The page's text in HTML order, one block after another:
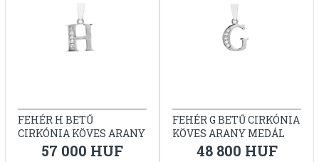
FEHÉR H BETŰ
CIRKÓNIA KÖVES ARANY
MEDÁL57 000 HUF
FEHÉR G BETŰ CIRKÓNIA
KÖVES ARANY MEDÁL
48 800 HUF